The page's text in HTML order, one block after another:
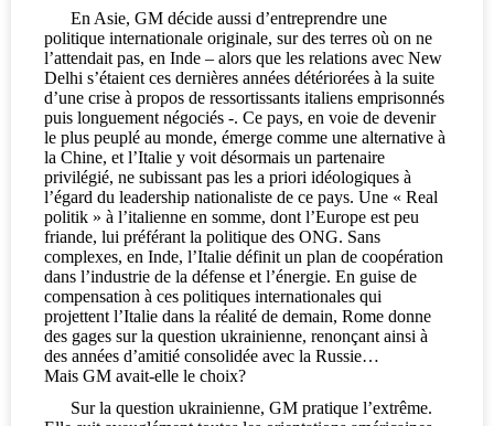
En Asie, GM décide aussi d’entreprendre une
politique internationale originale, sur des terres où on ne
l’attendait pas, en Inde – alors que les relations avec New
Delhi s’étaient ces dernières années détériorées à la suite
d’une crise à propos de ressortissants italiens emprisonnés
puis longuement négociés -. Ce pays, en voie de devenir
le plus peuplé au monde, émerge comme une alternative à
la Chine, et l’Italie y voit désormais un partenaire
privilégié, ne subissant pas les a priori idéologiques à
l’égard du leadership nationaliste de ce pays. Une « Real
politik » à l’italienne en somme, dont l’Europe est peu
friande, lui préférant la politique des ONG. Sans
complexes, en Inde, l’Italie définit un plan de coopération
dans l’industrie de la défense et l’énergie. En guise de
compensation à ces politiques internationales qui
projettent l’Italie dans la réalité de demain, Rome donne
des gages sur la question ukrainienne, renonçant ainsi à
des années d’amitié consolidée avec la Russie…
Mais GM avait-elle le choix?
Sur la question ukrainienne, GM pratique l’extrême.